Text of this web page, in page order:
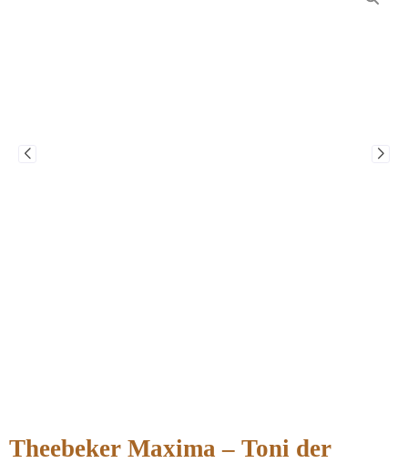
Theebeker Maxima – Toni der